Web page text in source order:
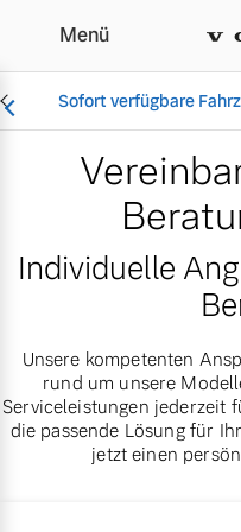
Menü
Sofort verfügbare
6 Modelle
Plug-in Hybrid
3 Modelle
Aktuelle
Geschäftskunden
Über uns
Unser Team
Individuelle
Unsere kompetenten
rund um unsere
Serviceleistungen jederzeit
die passende Lösung für
jetzt einen